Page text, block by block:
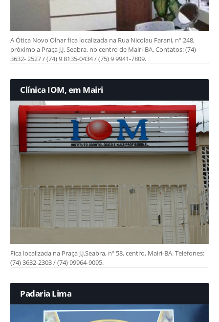
A Ótica Novo Olhar fica localizada na Rua Nicolau Farani, nº 248,
próximo a Praça J.J. Seabra, no centro de Mairi-BA. Contatos: (74)
3632- 2527 / (74) 9 8135-0434 / (75) 9 9941-7809.
Clínica IOM, em Mairi
Fica localizada na Praça J.J.Seabra, nº 58, centro, Mairi-BA. Telefones:
(74) 3632-2303 / (74) 99964-9095.
Padaria Lima